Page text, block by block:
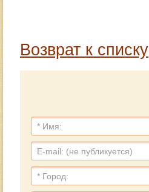
Возврат к списку